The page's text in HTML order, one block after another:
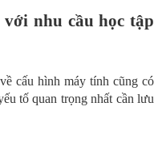
nhu cầu học tập
cấu hình máy tính cũng có
tố quan trọng nhất cần lưu